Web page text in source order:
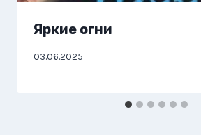
Яркие огни
03.06.2025